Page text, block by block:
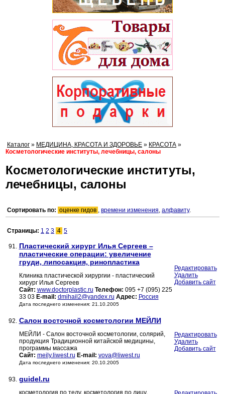
Каталог » МЕДИЦИНА, КРАСОТА И ЗДОРОВЬЕ » КРАСОТА »
Косметологические институты, лечебницы, салоны
Косметологические институты,
лечебницы, салоны
Сортировать по: оценке гидов , времени изменения, алфавиту.
Страницы: 1 2 3 4 5
91. Пластический хирург Илья Сергеев –
пластические операции: увеличение
груди, липосакция, ринопластика
Клиника пластической хирургии - пластический
хирург Илья Сергеев
Сайт: www.doctorplastic.ru Телефон: 095 +7 (095) 225
33 03 E-mail: dmihail2@yandex.ru Адрес: Россия
Дата последнего изменения: 21.10.2005
Редактировать
Удалить
Добавить сайт
92. Салон восточной косметологии МЕЙЛИ
МЕЙЛИ - Салон восточной косметологии, солярий,
продукция Традиционной китайской медицины,
программы массажа
Сайт: meily.liwest.ru E-mail: vova@liwest.ru
Дата последнего изменения: 20.10.2005
Редактировать
Удалить
Добавить сайт
93. guidel.ru